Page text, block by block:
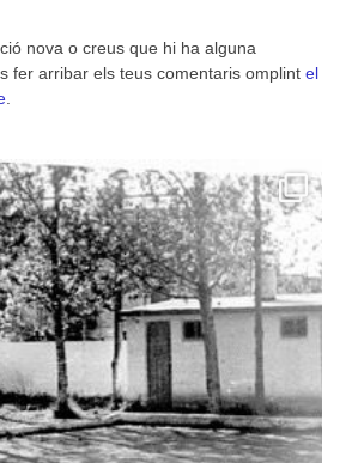
nova o creus que hi ha alguna
fer arribar els teus comentaris omplint el